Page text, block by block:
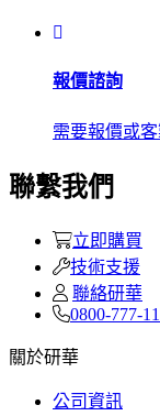
報價諮詢
需要報價或
聯繫我們
立即購買
技術支援
聯絡研華
0800-777-
關於研華
公司資訊